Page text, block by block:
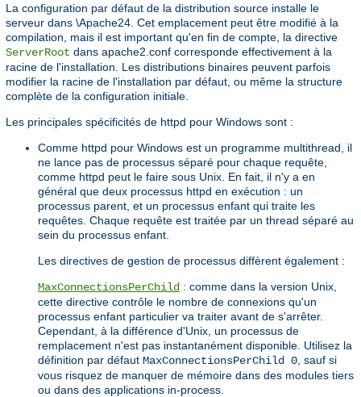
La configuration par défaut de la distribution source installe le
serveur dans \Apache24. Cet emplacement peut être modifié à la
compilation, mais il est important qu'en fin de compte, la directive
ServerRoot dans apache2.conf corresponde effectivement à la
racine de l'installation. Les distributions binaires peuvent parfois
modifier la racine de l'installation par défaut, ou même la structure
complète de la configuration initiale.
Les principales spécificités de httpd pour Windows sont :
Comme httpd pour Windows est un programme multithread, il
ne lance pas de processus séparé pour chaque requête,
comme httpd peut le faire sous Unix. En fait, il n'y a en
général que deux processus httpd en exécution : un
processus parent, et un processus enfant qui traite les
requêtes. Chaque requête est traitée par un thread séparé au
sein du processus enfant.
Les directives de gestion de processus diffèrent également :
MaxConnectionsPerChild : comme dans la version Unix,
cette directive contrôle le nombre de connexions qu'un
processus enfant particulier va traiter avant de s'arrêter.
Cependant, à la différence d'Unix, un processus de
remplacement n'est pas instantanément disponible. Utilisez la
définition par défaut MaxConnectionsPerChild 0 , sauf si
vous risquez de manquer de mémoire dans des modules tiers
ou dans des applications in-process.